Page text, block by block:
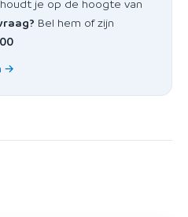
je op de hoogte van
Bel hem of zijn
→